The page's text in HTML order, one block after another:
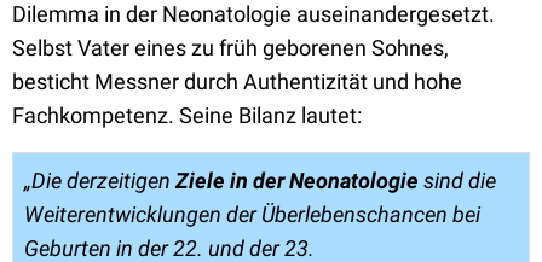
Dilemma in der Neonatologie auseinandergesetzt.
Selbst Vater eines zu früh geborenen Sohnes,
besticht Messner durch Authentizität und hohe
Fachkompetenz. Seine Bilanz lautet:
„Die derzeitigen Ziele in der Neonatologie sind die
Weiterentwicklungen der Überlebenschancen bei
Geburten in der 22. und der 23.